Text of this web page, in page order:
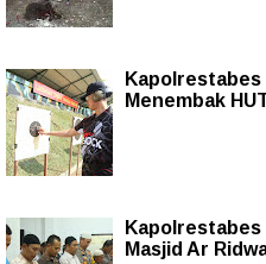
Kapolrestabes
Menembak
Kapolrestabes
Masjid Ar